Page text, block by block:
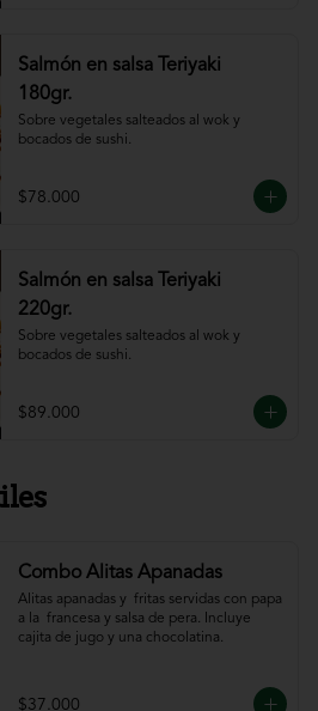
Salmón en salsa Teriyaki
180gr.
Sobre vegetales salteados al wok y
bocados de sushi.
$78.000
Salmón en salsa Teriyaki
220gr.
Sobre vegetales salteados al wok y
bocados de sushi.
$89.000
Combo Alitas Apanadas
Alitas apanadas y  fritas servidas con papa
a la  francesa y salsa de pera. Incluye
cajita de jugo y una chocolatina.
$37.000